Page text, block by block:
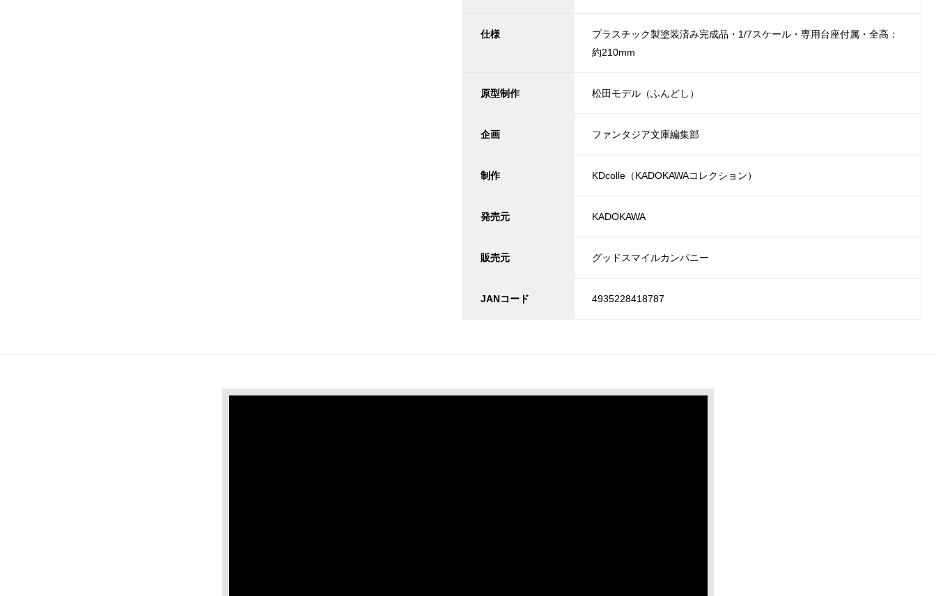
仕様
プラスチック製塗装済み完成品・1/7スケール・専用台座付属・全高：
約210mm
原型制作 松田モデル（ふんどし）
企画 ファンタジア文庫編集部
制作 KDcolle（KADOKAWAコレクション）
発売元 KADOKAWA
販売元 グッドスマイルカンパニー
JANコード 4935228418787